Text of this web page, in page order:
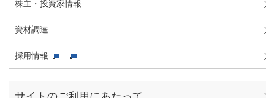
株主・投資家情報
資材調達
採用情報